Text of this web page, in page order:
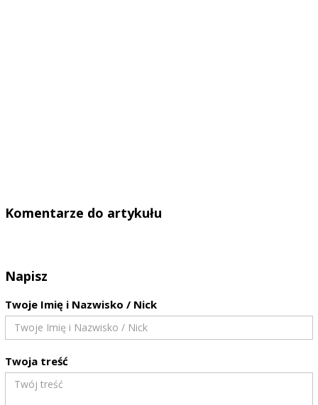
Komentarze do artykułu
Napisz
Twoje Imię i Nazwisko / Nick
Twoja treść